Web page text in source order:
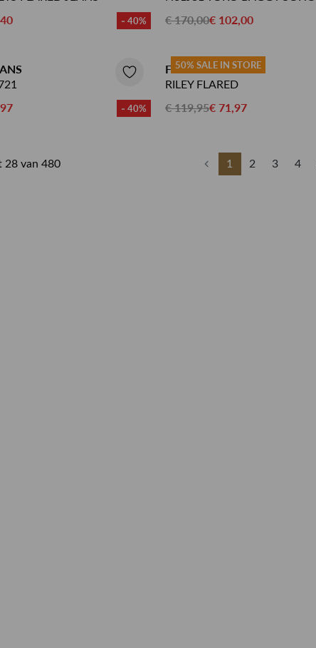
- 40% € 170,00€ 102,00
- 40%
50% SALE IN STORE
FLOREZ JEANS
RILEY FLARED
€ 119,95€ 71,97
van 480 1 2 3 4